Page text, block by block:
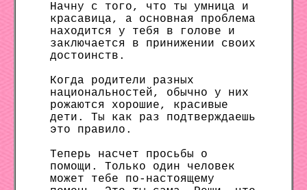
Начну с того, что ты умница и
красавица, а основная проблема
находится у тебя в голове и
заключается в принижении своих
достоинств.
Когда родители разных
национальностей, обычно у них
рожаются хорошие, красивые
дети. Ты как раз подтверждаешь
это правило.
Теперь насчет просьбы о
помощи. Только один человек
может тебе по-настоящему